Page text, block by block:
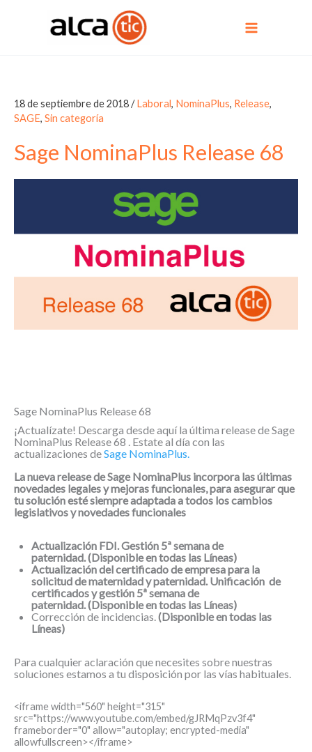
18 de septiembre de 2018/Laboral, NominaPlus, Release,
SAGE, Sin categoría
Sage NominaPlus Release 68
Sage NominaPlus Release 68
¡Actualízate! Descarga desde aquí la última release de Sage
NominaPlus Release 68 . Estate al día con las
actualizaciones deSage NominaPlus.
La nueva release de Sage NominaPlus incorpora las últimas
novedades legales y mejoras funcionales, para asegurar que
tu solución esté siempre adaptada a todos los cambios
legislativos y novedades funcionales
Actualización FDI. Gestión 5ª semana de
paternidad. (Disponible en todas las Líneas)
Actualización del certificado de empresa para la
solicitud de maternidad y paternidad. Unificación de
certificados y gestión 5ª semana de
paternidad. (Disponible en todas las Líneas)
Corrección de incidencias.(Disponible en todas las
Líneas)
Para cualquier aclaración que necesites sobre nuestras
soluciones estamos a tu disposición por las vías habituales.
<iframe width="560" height="315"
src="https://www.youtube.com/embed/gJRMqPzv3f4"
frameborder="0" allow="autoplay; encrypted-media"
allowfullscreen></iframe>